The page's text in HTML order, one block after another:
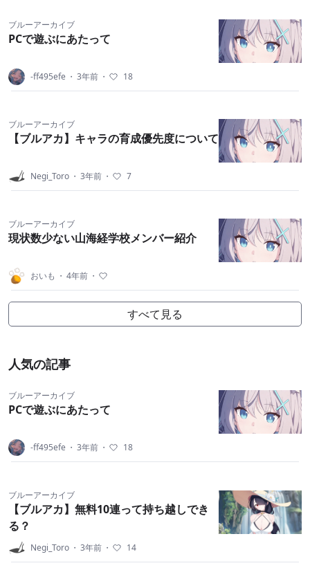
ブルーアーカイブ
PCで遊ぶにあたって
-ff495efe ・ 3年前 ・ 18
ブルーアーカイブ
【ブルアカ】キャラの育成優先度について
Negi_Toro ・ 3年前 ・ 7
ブルーアーカイブ
現状数少ない山海経学校メンバー紹介
おいも ・ 4年前 ・
すべて見る
人気の記事
ブルーアーカイブ
PCで遊ぶにあたって
-ff495efe ・ 3年前 ・ 18
ブルーアーカイブ
【ブルアカ】無料10連って持ち越しでき
る？
Negi_Toro ・ 3年前 ・ 14